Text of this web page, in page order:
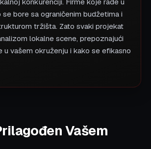
konkurenciji. Firme koje rade u
bore sa ograničenim budžetima i
tržišta. Zato svaki projekat
lokalne scene, prepoznajući
u vašem okruženju i kako se efikasno
Vašem